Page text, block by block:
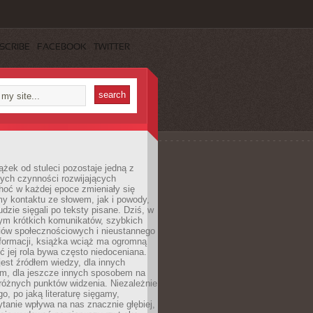
FACEBOOK TWITTER
od stuleci pozostaje jedną z
czynności rozwijających
w każdej epoce zmieniały się
kontaktu ze słowem, jak i powody,
sięgali po teksty pisane. Dziś, w
krótkich komunikatów, szybkich
społecznościowych i nieustannego
książka wciąż ma ogromną
jej rola bywa często niedoceniana.
źródłem wiedzy, dla innych
dla jeszcze innych sposobem na
punktów widzenia. Niezależnie
po jaką literaturę sięgamy,
wpływa na nas znacznie głębiej,